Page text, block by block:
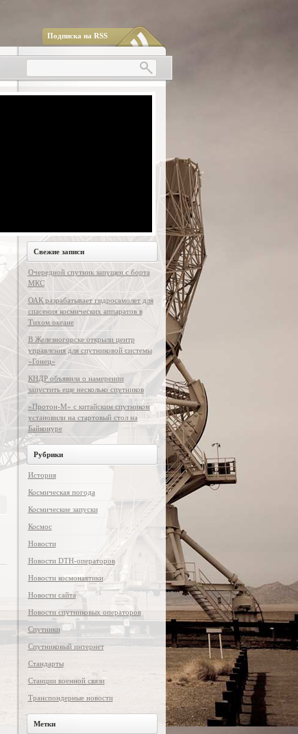
Подписка на RSS
Свежие записи
Очередной спутник запущен с борта
МКС
ОАК разрабатывает гидросамолет для
спасения космических аппаратов в
Тихом океане
В Железногорске открыли центр
управления для спутниковой системы
«Гонец»
КНДР объявила о намерении
запустить еще несколько спутников
«Протон-М» с китайским спутником
установили на стартовый стол на
Байконуре
Рубрики
История
Космическая погода
Космические запуски
Космос
Новости
Новости DTH-операторов
Новости космонавтики
Новости сайта
Новости спутниковых операторов
Спутники
Спутниковый интернет
Стандарты
Станции военной связи
Транспондерные новости
Метки